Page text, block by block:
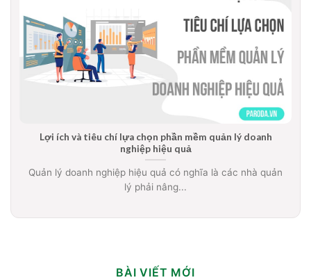
Lợi ích và tiêu chí lựa chọn phần mềm quản lý doanh
nghiệp hiệu quả
Quản lý doanh nghiệp hiệu quả có nghĩa là các nhà quản
lý phải nâng...
BÀI VIẾT MỚI